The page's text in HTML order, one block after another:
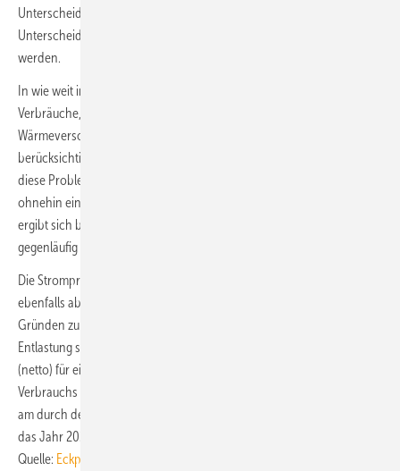
Unterscheidung zwischen privaten und gewerblichen Kunden als die
Unterscheidung zwischen SLP-Kunden und Nicht-SLP Kunden geprüft
werden.
In wie weit in dem „historischen Verbrauch“ auch erst künftig erhöhte
Verbräuche, beispielsweise aufgrund einer Umstellung der
Wärmeversorgung auf eine elektrisch angetriebene Wärmepumpe
berücksichtig werden (können), lässt das Eckpunktepapier offen. Da
diese Problematik allerdings auch auf Neubauten zutrifft, wird
ohnehin eine Regelung notwendig werden. Eine ähnliche Problematik
ergibt sich bei der Nachrüstung einer privaten Ladeinfrastruktur sowie
gegenläufig bei neuen Photovoltaik-Anlagen mit Eigenverbrauch.
Die Strompreisbremse für nicht-SLP-Kunden (insb. Industrie) soll
ebenfalls ab dem 01. Januar 2022 aber aus beihilferechtlichen
Gründen zunächst nur bis zum 31. Dezember 2023 gelten. Die
Entlastung soll auf Basis eines garantierten Preises von 13 Ct/kWh
(netto) für ein Strom-Grundkontingent von 70 % des historischen
Verbrauchs gelten. Der historische Verbrauch soll sich voraussichtlich
am durch den Messstellenbetreiber gemessenen Jahresverbrauch für
das Jahr 2021 bemessen. ■
Quelle: Eckpunktepapier